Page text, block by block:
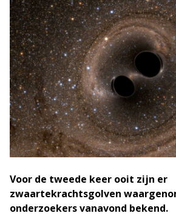
Voor de tweede keer ooit zijn er
zwaartekrachtsgolven
onderzoekers vanavond bekend.